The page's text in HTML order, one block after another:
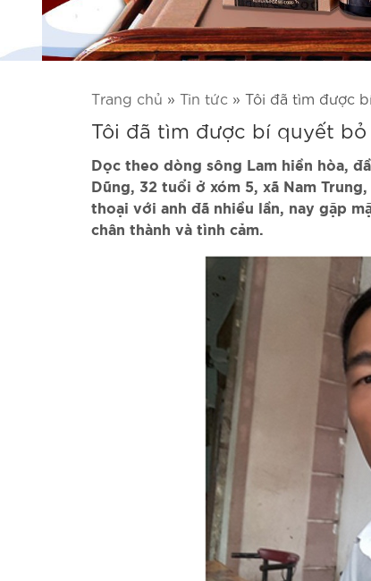
Trang chủ » Tin tức » Tôi đã tìm được
Tôi đã tìm được bí quyết
Dọc theo dòng sông Lam hiền hòa,
Dũng, 32 tuổi ở xóm 5, xã Nam
thoại với anh đã nhiều lần, nay gặp
chân thành và tình cảm.